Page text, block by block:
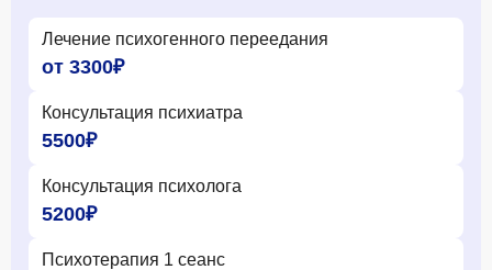
Лечение психогенного переедания
от 3300₽
Консультация психиатра
5500₽
Консультация психолога
5200₽
Психотерапия 1 сеанс